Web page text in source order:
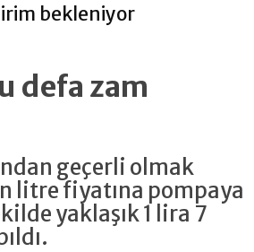
bekleniyor
defa zam
geçerli olmak
litre fiyatına pompaya
yaklaşık 1 lira 7